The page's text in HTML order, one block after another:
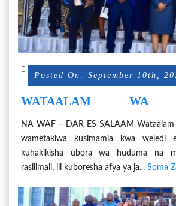
Posted On: September 10th,
WATAALAM WA
MATUMIZI SAHIHI YA
NA WAF – DAR ES SALAAM
wametakiwa kusimamia kwa weledi
kuhakikisha ubora wa huduma na
rasilimali, ili kuboresha afya ya ja... Soma